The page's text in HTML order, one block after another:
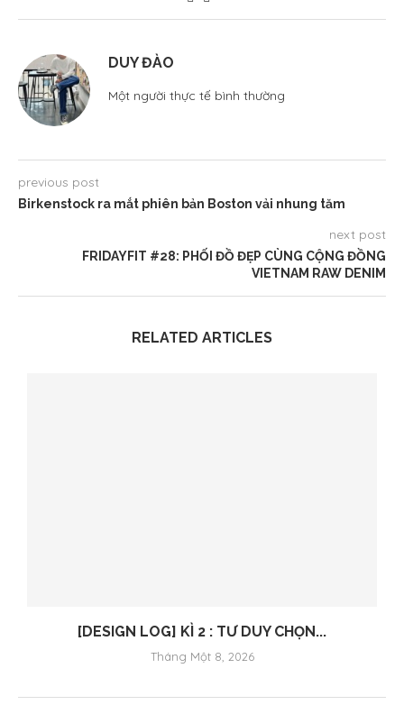
DUY ĐÀO
Một người thực tế bình thường
previous post
Birkenstock ra mắt phiên bản Boston vải nhung tăm
next post
FRIDAYFIT #28: PHỐI ĐỒ ĐẸP CÙNG CỘNG ĐỒNG
VIETNAM RAW DENIM
RELATED ARTICLES
[DESIGN LOG] KÌ 2 : TƯ DUY CHỌN...
Tháng Một 8, 2026